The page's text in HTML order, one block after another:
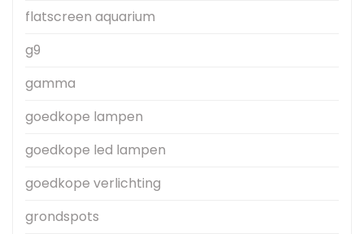
flatscreen aquarium
g9
gamma
goedkope lampen
goedkope led lampen
goedkope verlichting
grondspots